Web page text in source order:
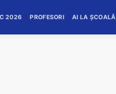
2026 PROFESORI AI LA ȘCOALĂ